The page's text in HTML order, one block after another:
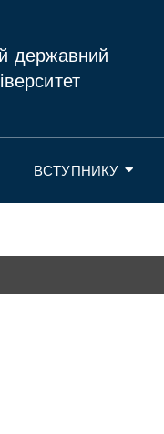
державний
ВСТУПНИКУ